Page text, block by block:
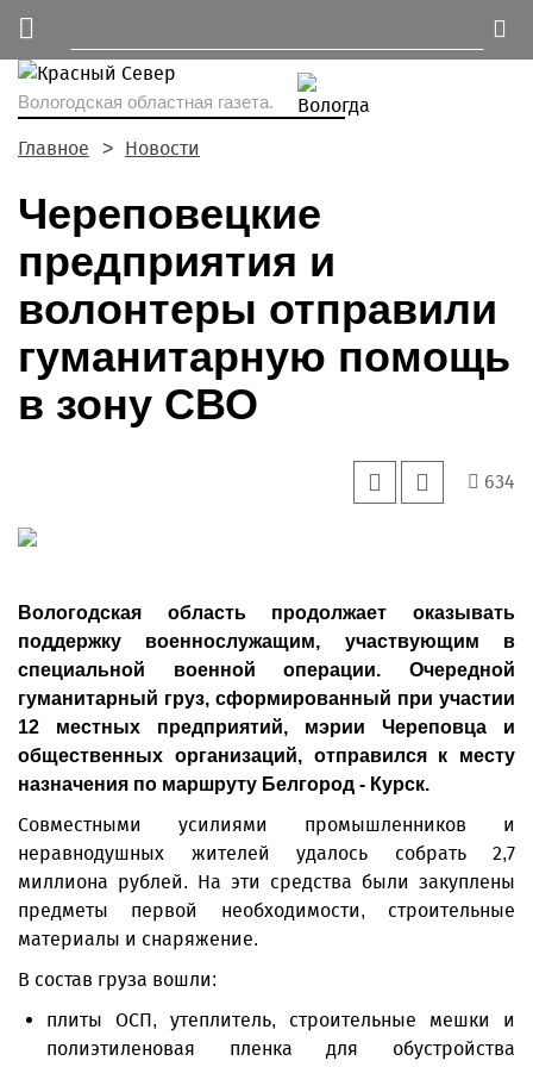
Вологодская областная газета.
Главное Новости
Череповецкие
предприятия и
волонтеры отправили
гуманитарную помощь
в зону СВО
634
Вологодская область продолжает оказывать
поддержку военнослужащим, участвующим в
специальной военной операции. Очередной
гуманитарный груз, сформированный при участии
12 местных предприятий, мэрии Череповца и
общественных организаций, отправился к месту
назначения по маршруту Белгород - Курск.
Совместными усилиями промышленников и
неравнодушных жителей удалось собрать 2,7
миллиона рублей. На эти средства были закуплены
предметы первой необходимости, строительные
материалы и снаряжение.
В состав груза вошли:
плиты ОСП, утеплитель, строительные мешки и
полиэтиленовая пленка для обустройства